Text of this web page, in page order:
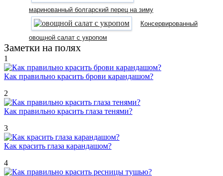
маринованный болгарский перец на зиму
Консервированный
овощной салат с укропом
Заметки на полях
1
Как правильно красить брови карандашом?
2
Как правильно красить глаза тенями?
3
Как красить глаза карандашом?
4